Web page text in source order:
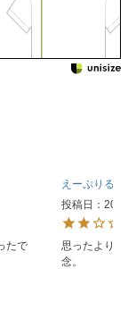
たで
えーぷりる
投稿日
思ったより
念。